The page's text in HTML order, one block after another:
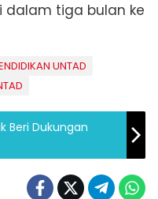
dalam tiga bulan ke
UNTAD
Beri Dukungan